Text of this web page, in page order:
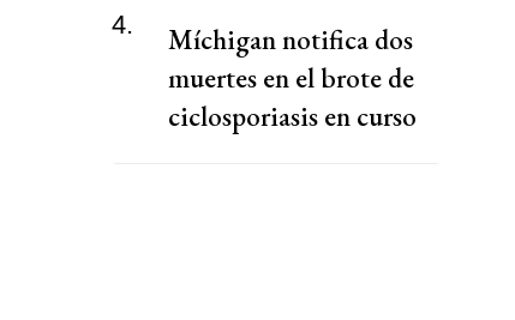
4.
Míchigan notifica dos
muertes en el brote de
ciclosporiasis en curso